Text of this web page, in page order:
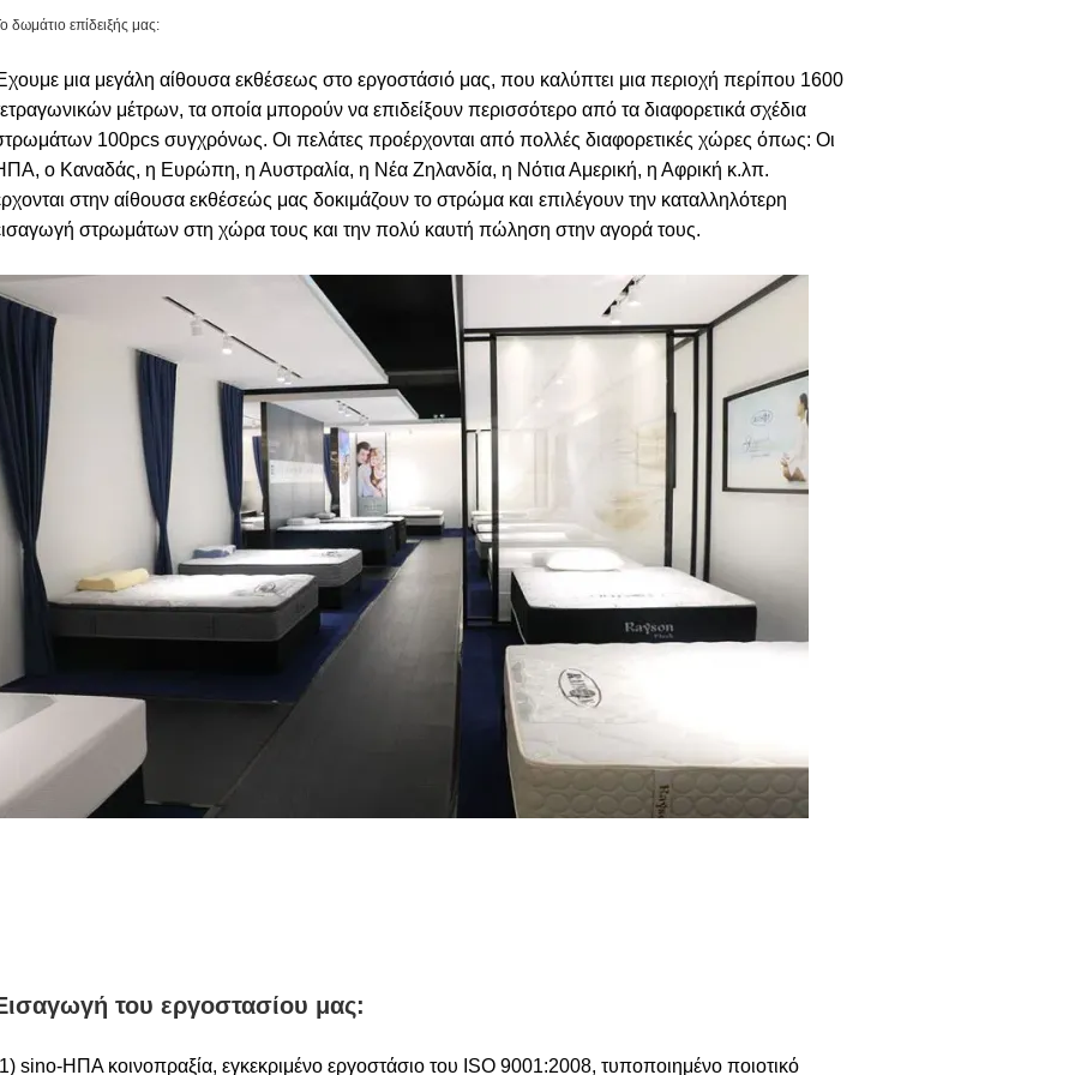
δωμάτιο επίδειξής μας:
μια μεγάλη αίθουσα εκθέσεως στο εργοστάσιό μας, που καλύπτει μια περιοχή περίπου 1600
μέτρων, τα οποία μπορούν να επιδείξουν περισσότερο από τα διαφορετικά σχέδια
100pcs συγχρόνως. Οι πελάτες προέρχονται από πολλές διαφορετικές χώρες όπως: Οι
ο Καναδάς, η Ευρώπη, η Αυστραλία, η Νέα Ζηλανδία, η Νότια Αμερική, η Αφρική κ.λπ.
στην αίθουσα εκθέσεώς μας δοκιμάζουν το στρώμα και επιλέγουν την καταλληλότερη
στρωμάτων στη χώρα τους και την πολύ καυτή πώληση στην αγορά τους.
του εργοστασίου μας:
sino-ΗΠΑ κοινοπραξία, εγκεκριμένο εργοστάσιο του ISO 9001:2008, τυποποιημένο ποιοτικό